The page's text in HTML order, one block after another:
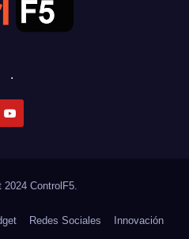
.
2024 ControlF5.
Redes Sociales Innovación